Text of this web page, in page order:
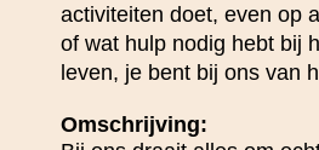
activiteiten doet, even op
of wat hulp nodig hebt bij
leven, je bent bij ons van
Omschrijving: